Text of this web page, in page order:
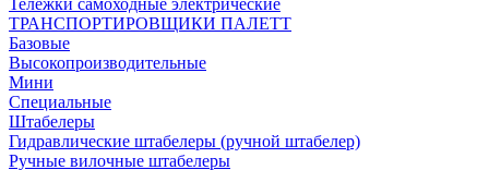
Тележки самоходные электрические
ТРАНСПОРТИРОВЩИКИ ПАЛЕТТ
Базовые
Высокопроизводительные
Мини
Специальные
Штабелеры
Гидравлические штабелеры (ручной штабелер)
Ручные вилочные штабелеры